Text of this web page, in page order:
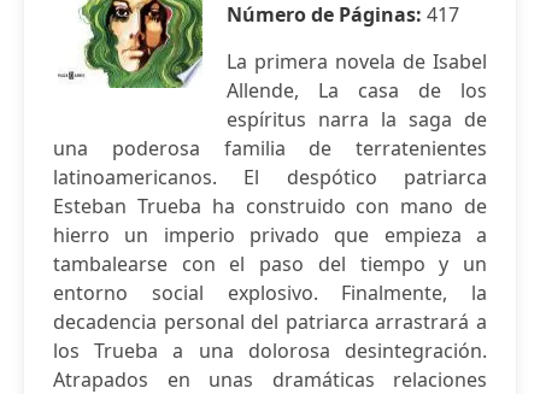
Número de Páginas: 417
La primera novela de Isabel
Allende, La casa de los
espíritus narra la saga de
una poderosa familia de terratenientes
latinoamericanos. El despótico patriarca
Esteban Trueba ha construido con mano de
hierro un imperio privado que empieza a
tambalearse con el paso del tiempo y un
entorno social explosivo. Finalmente, la
decadencia personal del patriarca arrastrará a
los Trueba a una dolorosa desintegración.
Atrapados en unas dramáticas relaciones